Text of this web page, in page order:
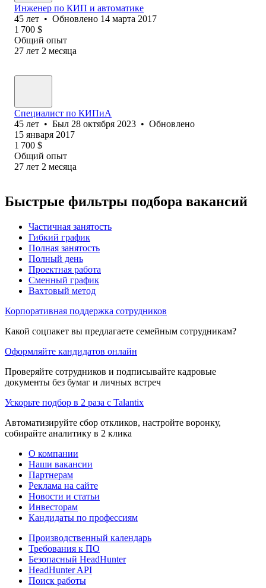
Инженер по КИП и автоматике
45 лет • Обновлено 14 марта 2017
1 700 $
Общий опыт
27 лет 2 месяца
Специалист по КИПиА
45 лет • Был 28 октября 2023 • Обновлено
15 января 2017
1 700 $
Общий опыт
27 лет 2 месяца
Быстрые фильтры подбора вакансий
Частичная занятость
Гибкий график
Полная занятость
Полный день
Проектная работа
Сменный график
Вахтовый метод
Корпоративная поддержка сотрудников
Какой соцпакет вы предлагаете семейным сотрудникам?
Оформляйте кандидатов онлайн
Проверяйте сотрудников и подписывайте кадровые
документы без бумаг и личных встреч
Ускорьте подбор в 2 раза с Talantix
Автоматизируйте сбор откликов, настройте воронку,
собирайте аналитику в 2 клика
О компании
Наши вакансии
Партнерам
Реклама на сайте
Новости и статьи
Инвесторам
Кандидаты по профессиям
Производственный календарь
Требования к ПО
Безопасный HeadHunter
HeadHunter API
Поиск работы